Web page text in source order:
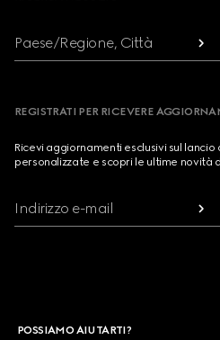
Paese/Regione, Città
REGISTRATI PER RICEVERE
Ricevi aggiornamenti esclusivi sul
personalizzate e scopri le ultime novità
Indirizzo e-mail
POSSIAMO AIUTARTI?